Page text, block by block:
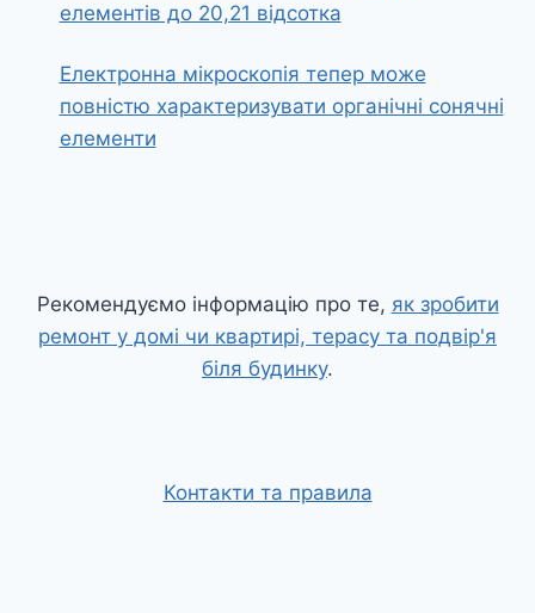
елементів до 20,21 відсотка
Електронна мікроскопія тепер може
повністю характеризувати органічні сонячні
елементи
Рекомендуємо інформацію про те, як зробити
ремонт у домі чи квартирі, терасу та подвір'я
біля будинку.
Контакти та правила